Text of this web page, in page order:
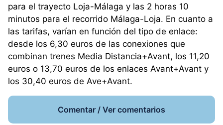
para el trayecto Loja-Málaga y las 2 horas 10
minutos para el recorrido Málaga-Loja. En cuanto a
las tarifas, varían en función del tipo de enlace:
desde los 6,30 euros de las conexiones que
combinan trenes Media Distancia+Avant, los 11,20
euros o 13,70 euros de los enlaces Avant+Avant y
los 30,40 euros de Ave+Avant.
Comentar / Ver comentarios